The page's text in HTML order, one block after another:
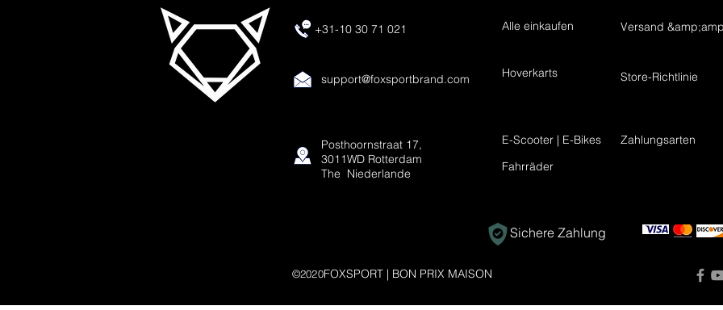
+31-10 30 71 021
support@foxsportbrand.com
Alle einkaufen
Hoverkarts
Versand
Store-Richtlinie
Posthoornstraat 17,
3011WD Rotterdam
The Niederlande
E-Scooter | E-Bikes Zahlungsarten
Fahrräder
Sichere Zahlung
©2020FOXSPORT | BON PRIX MAISON